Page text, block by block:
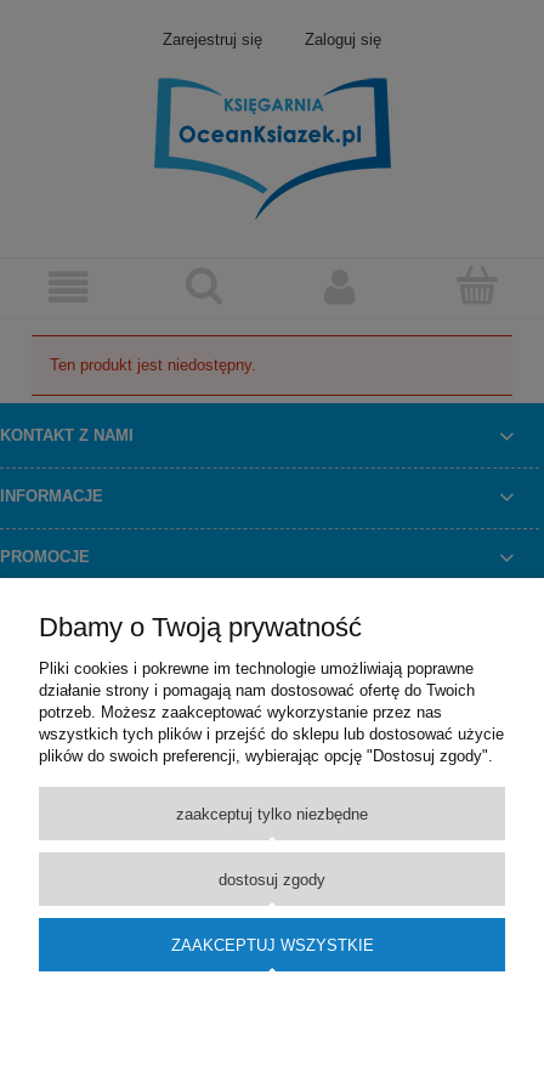
Zarejestruj się Zaloguj się
Ten produkt jest niedostępny.
KONTAKT Z NAMI
INFORMACJE
PROMOCJE
MOJE KONTO
Wykonane przezOnisoft.pl 2017 Wszelkie
pokaż pełną wersję strony
Dbamy o Twoją prywatność
Pliki cookies i pokrewne im technologie umożliwiają poprawne
działanie strony i pomagają nam dostosować ofertę do Twoich
potrzeb. Możesz zaakceptować wykorzystanie przez nas
wszystkich tych plików i przejść do sklepu lub dostosować użycie
plików do swoich preferencji, wybierając opcję "Dostosuj zgody".
zaakceptuj tylko niezbędne
dostosuj zgody
ZAAKCEPTUJ WSZYSTKIE